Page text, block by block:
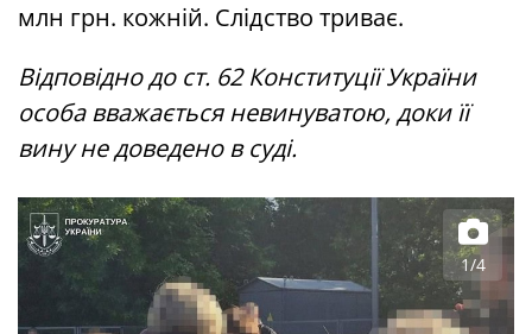
млн грн. кожній. Слідство триває.
Відповідно до ст. 62 Конституції України
особа вважається невинуватою, доки її
вину не доведено в суді.
1/4